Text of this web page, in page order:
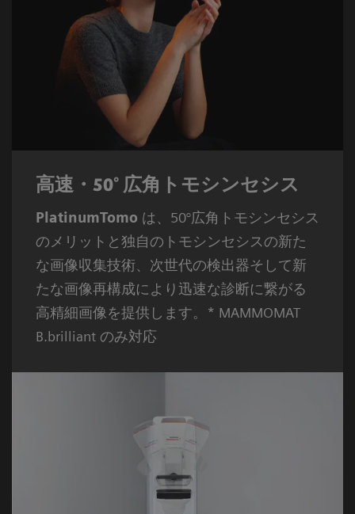
高速・50° 広角トモシンセシス
PlatinumTomo は、50°広角トモシンセシス
のメリットと独自のトモシンセシスの新た
な画像収集技術、次世代の検出器そして新
たな画像再構成により迅速な診断に繋がる
高精細画像を提供します。* MAMMOMAT
B.brilliant のみ対応